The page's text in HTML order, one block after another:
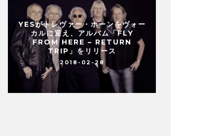
YESがトレヴァー・ホーンをヴォー
カルに迎え、アルバム「FLY
FROM HERE – RETURN
TRIP」をリリース
2018-02-28